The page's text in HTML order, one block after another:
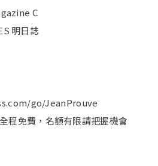
C
明日誌
go/JeanProuve
程免費，名額有限請把握機會